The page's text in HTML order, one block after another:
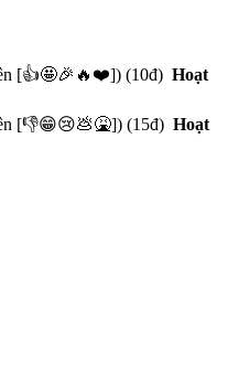
[👍🤩🎉🔥❤️]) (10đ) Hoạt
[👎😁😢💩🤮]) (15đ) Hoạt